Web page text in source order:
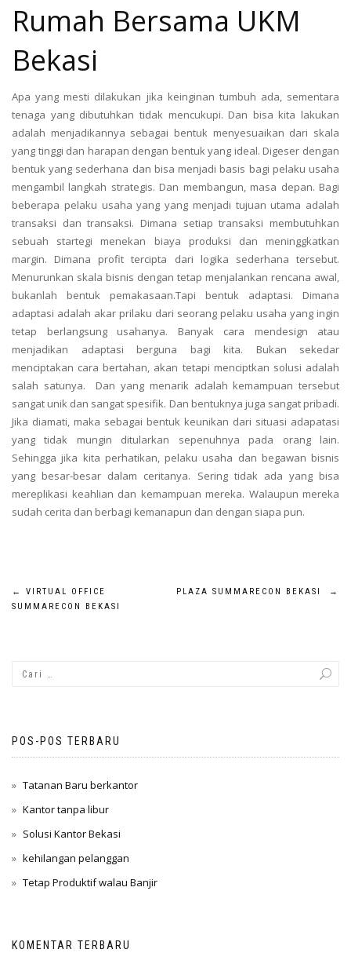
Rumah Bersama UKM
Bekasi
Apa yang mesti dilakukan jika keinginan tumbuh ada, sementara
tenaga yang dibutuhkan tidak mencukupi. Dan bisa kita lakukan
adalah menjadikannya sebagai bentuk menyesuaikan dari skala
yang tinggi dan harapan dengan bentuk yang ideal. Digeser dengan
bentuk yang sederhana dan bisa menjadi basis bagi pelaku usaha
mengambil langkah strategis. Dan membangun, masa depan. Bagi
beberapa pelaku usaha yang yang menjadi tujuan utama adalah
transaksi dan transaksi. Dimana setiap transaksi membutuhkan
sebuah startegi menekan biaya produksi dan meninggkatkan
margin. Dimana profit tercipta dari logika sederhana tersebut.
Menurunkan skala bisnis dengan tetap menjalankan rencana awal,
bukanlah bentuk pemakasaan.Tapi bentuk adaptasi. Dimana
adaptasi adalah akar prilaku dari seorang pelaku usaha yang ingin
tetap berlangsung usahanya. Banyak cara mendesign atau
menjadikan adaptasi berguna bagi kita. Bukan sekedar
menciptakan cara bertahan, akan tetapi menciptkan solusi adalah
salah satunya. Dan yang menarik adalah kemampuan tersebut
sangat unik dan sangat spesifik. Dan bentuknya juga sangat pribadi.
Jika diamati, maka sebagai bentuk keunikan dari situasi adapatasi
yang tidak mungin ditularkan sepenuhnya pada orang lain.
Sehingga jika kita perhatikan, pelaku usaha dan begawan bisnis
yang besar-besar dalam ceritanya. Sering tidak ada yang bisa
mereplikasi keahlian dan kemampuan mereka. Walaupun mereka
sudah cerita dan berbagi kemanapun dan dengan siapa pun.
Navigasi
←
VIRTUAL OFFICE
SUMMARECON BEKASI
PLAZA SUMMARECON BEKASI →
POS-POS TERBARU
Tatanan Baru berkantor
Kantor tanpa libur
Solusi Kantor Bekasi
kehilangan pelanggan
Tetap Produktif walau Banjir
KOMENTAR TERBARU